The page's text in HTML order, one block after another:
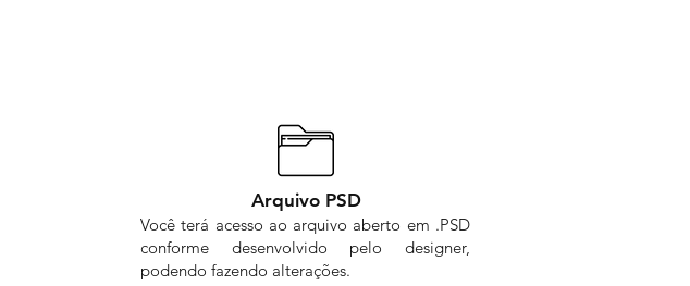
Arquivo PSD
Você terá acesso ao arquivo aberto em .PSD
conforme desenvolvido pelo designer,
podendo fazendo alterações.